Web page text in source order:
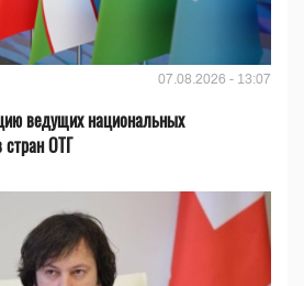
07.08.2026 - 13:07
ведущих национальных
стран ОТГ